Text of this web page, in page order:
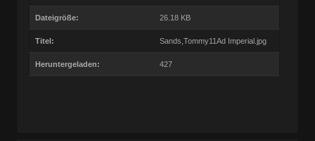
Dateigröße: 26.18 KB
Titel: Sands,Tommy11Ad Imperial.jpg
Heruntergeladen: 427